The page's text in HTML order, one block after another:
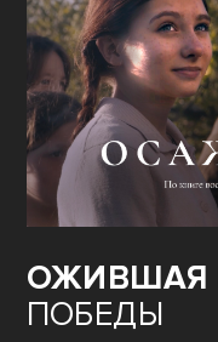
ОЖИВШАЯ
ПОБЕДЫ